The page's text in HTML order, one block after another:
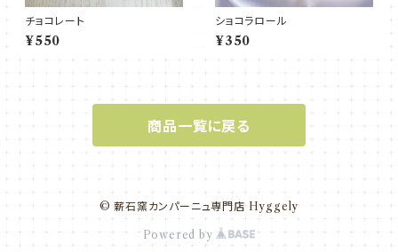
チョコレート
¥550
ショコラロール
¥350
商品一覧に戻る
© 薪石窯カンパーニュ専門店 Hyggely
Powered by